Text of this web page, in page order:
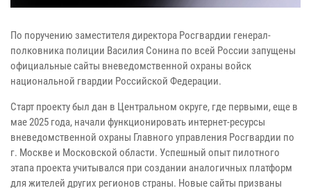
По поручению заместителя директора Росгвардии генерал-
полковника полиции Василия Сонина по всей России запущены
официальные сайты вневедомственной охраны войск
национальной гвардии Российской Федерации.
Старт проекту был дан в Центральном округе, где первыми, еще в
мае 2025 года, начали функционировать интернет-ресурсы
вневедомственной охраны Главного управления Росгвардии по
г. Москве и Московской области. Успешный опыт пилотного
этапа проекта учитывался при создании аналогичных платформ
для жителей других регионов страны. Новые сайты призваны